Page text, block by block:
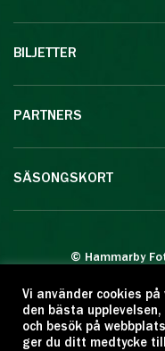
BILJETTER
PARTNERS
SÄSONGSKORT
© Hammarby
Eftertryck eller
Citera
Vi använder cookies
den bästa
och besök på
ger du ditt medtycke